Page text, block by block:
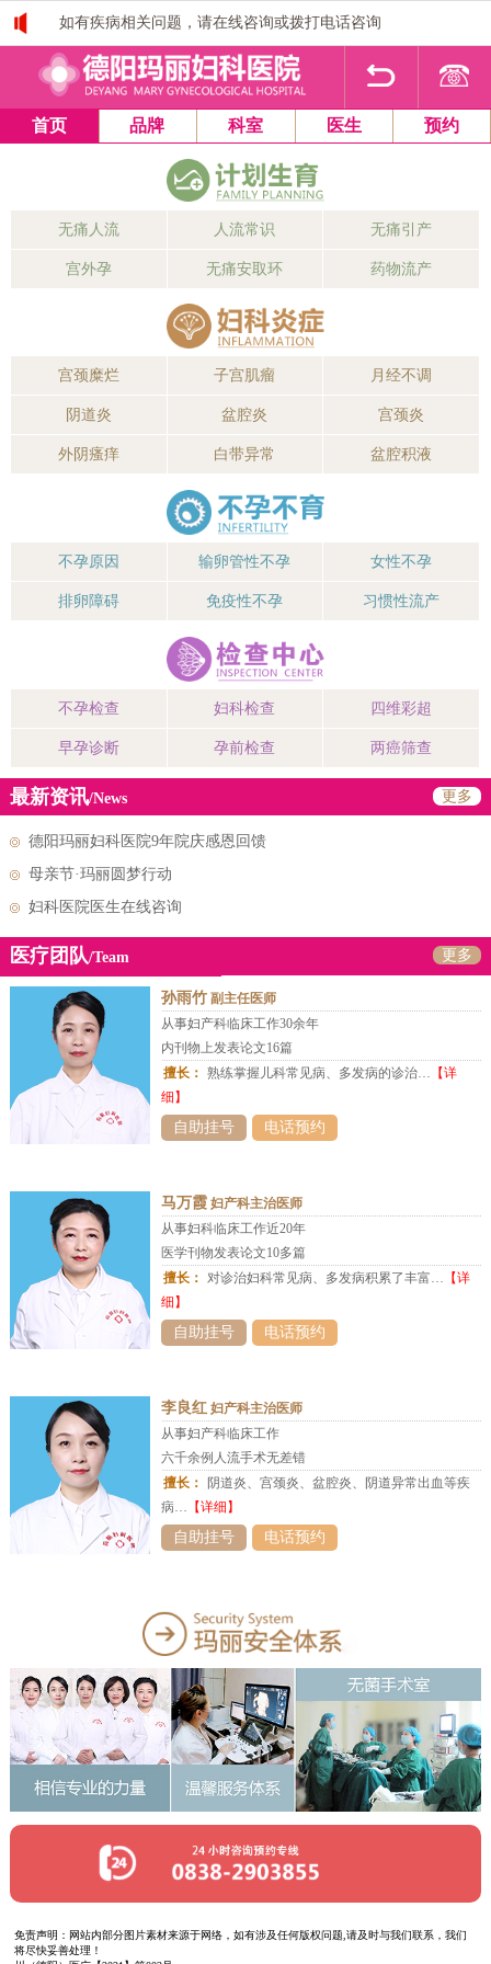
如有疾病相关问题，请在线咨询或拨打电话咨询
1 2 3 4
首页 品牌 科室 医生 预约
无痛人流 人流常识 无痛引产
宫外孕 无痛安取环 药物流产
宫颈糜烂 子宫肌瘤 月经不调
阴道炎 盆腔炎 宫颈炎
外阴瘙痒 白带异常 盆腔积液
不孕原因 输卵管性不孕 女性不孕
排卵障碍 免疫性不孕 习惯性流产
不孕检查 妇科检查 四维彩超
早孕诊断 孕前检查 两癌筛查
最新资讯/News 更多
德阳玛丽妇科医院9年院庆感恩回馈
母亲节·玛丽圆梦行动
妇科医院医生在线咨询
医疗团队/Team 更多
孙雨竹副主任医师
从事妇产科临床工作30余年
内刊物上发表论文16篇
擅长： 熟练掌握儿科常见病、多发病的诊治… 【详
细】
自助挂号 电话预约
马万霞妇产科主治医师
从事妇科临床工作近20年
医学刊物发表论文10多篇
擅长： 对诊治妇科常见病、多发病积累了丰富… 【详
细】
自助挂号 电话预约
李良红妇产科主治医师
从事妇产科临床工作
六千余例人流手术无差错
擅长：
阴道炎、宫颈炎、盆腔炎、阴道异常出血等疾
病… 【详细】
自助挂号 电话预约
免责声明：网站内部分图片素材来源于网络，如有涉及任何版权问题,请及时与我们联系，我们
将尽快妥善处理！